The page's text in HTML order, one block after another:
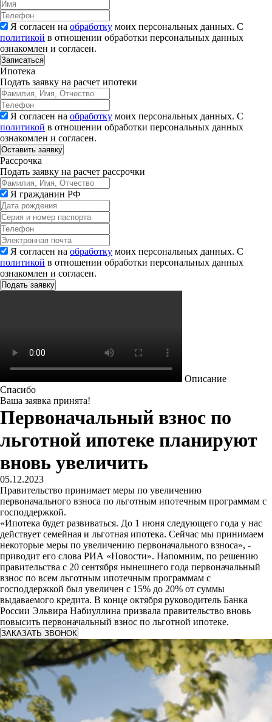
Я согласен на обработку моих персональных данных. С
политикой в отношении обработки персональных данных
ознакомлен и согласен.
Записаться
Ипотека
Подать заявку на расчет ипотеки
Я согласен на обработку моих персональных данных. С
политикой в отношении обработки персональных данных
ознакомлен и согласен.
Рассрочка
Подать заявку на расчет рассрочки
Я гражданин РФ
Я согласен на обработку моих персональных данных. С
политикой в отношении обработки персональных данных
ознакомлен и согласен.
Описание
Спасибо
Ваша заявка принята!
Первоначальный взнос по
льготной ипотеке планируют
вновь увеличить
05.12.2023
Правительство принимает меры по увеличению
первоначального взноса по льготным ипотечным программам с
господдержкой.
«Ипотека будет развиваться. До 1 июня следующего года у нас
действует семейная и льготная ипотека. Сейчас мы принимаем
некоторые меры по увеличению первоначального взноса», -
приводит его слова РИА «Новости». Напомним, по решению
правительства с 20 сентября нынешнего года первоначальный
взнос по всем льготным ипотечным программам с
господдержкой был увеличен с 15% до 20% от суммы
выдаваемого кредита. В конце октября руководитель Банка
России Эльвира Набиуллина призвала правительство вновь
повысить первоначальный взнос по льготной ипотеке.
ЗАКАЗАТЬ ЗВОНОК